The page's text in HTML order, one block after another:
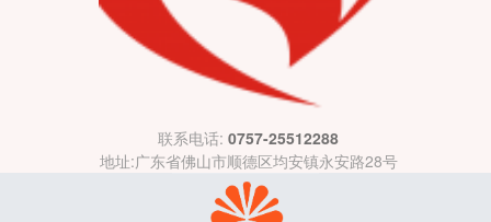
联系电话: 0757-25512288
地址:广东省佛山市顺德区均安镇永安路28号